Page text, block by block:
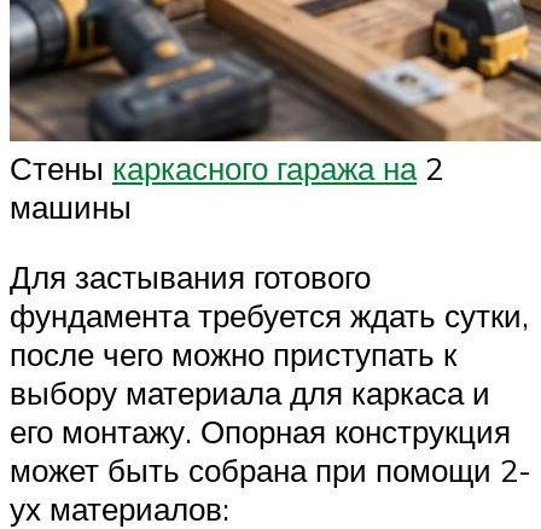
Стены каркасного гаража на2
машины
Для застывания готового
фундамента требуется ждать сутки,
после чего можно приступать к
выбору материала для каркаса и
его монтажу. Опорная конструкция
может быть собрана при помощи 2-
ух материалов: